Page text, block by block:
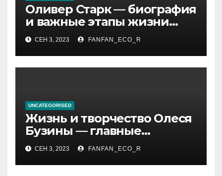
Оливер Старк — биография
и важные этапы жизни
великого миллиардера и
супергероя
СЕН 3, 2023 FANFAN_ECO_R
UNCATEGORISED
Жизнь и творчество Олеся
Бузины — главные
события, достижения и
интересные факты из
личной жизни
СЕН 3, 2023 FANFAN_ECO_R